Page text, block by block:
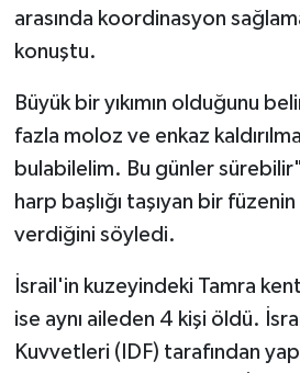
arasında koordinasyon
konuştu.
Büyük bir yıkımın olduğunu
fazla moloz ve enkaz
bulabilelim. Bu günler
harp başlığı taşıyan bir
verdiğini söyledi.
İsrail'in kuzeyindeki Tamra
ise aynı aileden 4 kişi öldü.
Kuvvetleri (IDF) tarafından